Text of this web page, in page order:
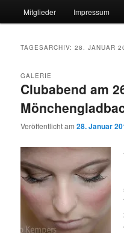
Mitglieder Impressum
TAGESARCHIV:28. JANUAR
Clubabend am
GALERIE
Veröffentlicht am28. Januar